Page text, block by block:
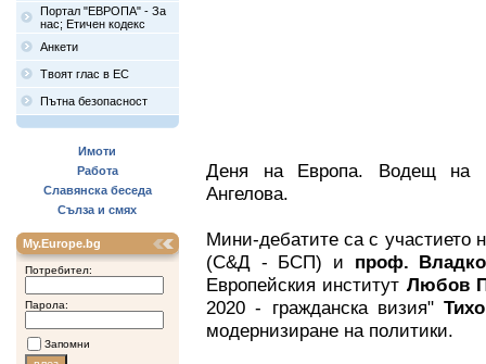
Портал "ЕВРОПА" - За
нас; Етичен кодекс
Анкети
Твоят глас в ЕС
Пътна безопасност
Имоти
Работа
Славянска беседа
Сълза и смях
My.Europe.bg
Потребител:
Парола:
Запомни
Деня на Европа. Водещ на
Ангелова.
Мини-дебатите са с участието
(С&Д - БСП) и проф.
Европейския институт Любов
2020 - гражданска визия"
модернизиране на политики.